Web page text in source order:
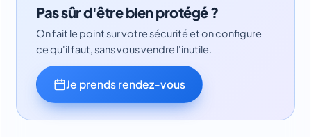
Pas sûr d'être bien protégé ?
On fait le point sur votre sécurité et on configure
ce qu'il faut, sans vous vendre l'inutile.
Je prends rendez-vous